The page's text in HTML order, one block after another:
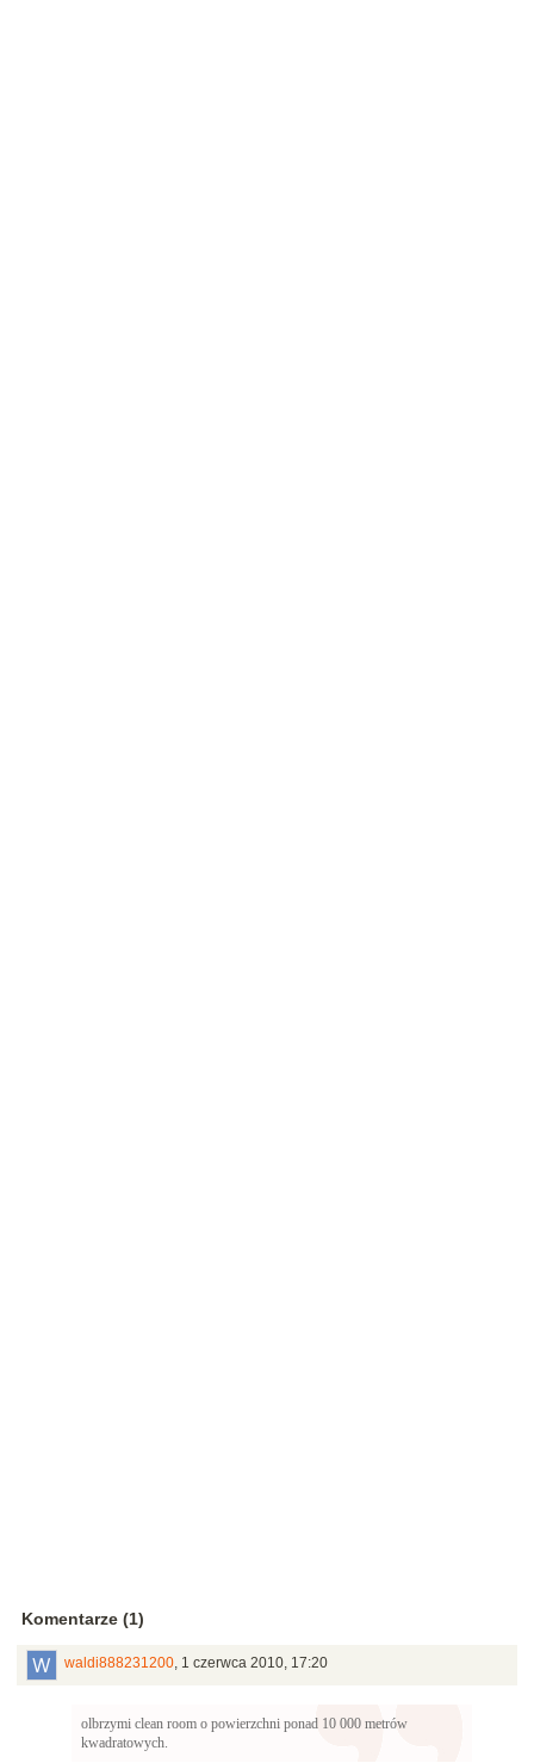
Komentarze (1)
waldi888231200, 1 czerwca 2010, 17:20
olbrzymi clean room o powierzchni ponad 10 000 metrów
kwadratowych.